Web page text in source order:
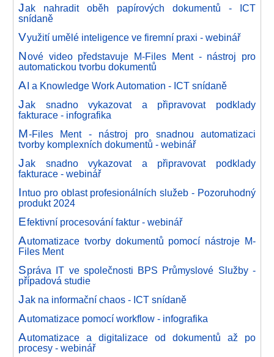
Jak nahradit oběh papírových dokumentů - ICT
snídaně
Využití umělé inteligence ve firemní praxi - webinář
Nové video představuje M-Files Ment - nástroj pro
automatickou tvorbu dokumentů
AI a Knowledge Work Automation - ICT snídaně
Jak snadno vykazovat a připravovat podklady
fakturace - infografika
M-Files Ment - nástroj pro snadnou automatizaci
tvorby komplexních dokumentů - webinář
Jak snadno vykazovat a připravovat podklady
fakturace - webinář
Intuo pro oblast profesionálních služeb - Pozoruhodný
produkt 2024
Efektivní procesování faktur - webinář
Automatizace tvorby dokumentů pomocí nástroje M-
Files Ment
Správa IT ve společnosti BPS Průmyslové Služby -
případová studie
Jak na informační chaos - ICT snídaně
Automatizace pomocí workflow - infografika
Automatizace a digitalizace od dokumentů až po
procesy - webinář